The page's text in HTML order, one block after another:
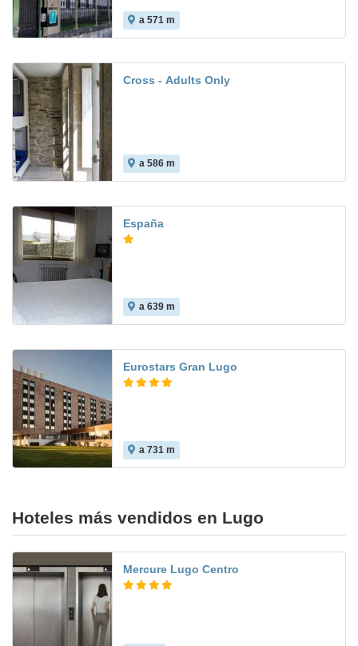
a 571 m
Cross - Adults Only
a 586 m
España
a 639 m
Eurostars Gran Lugo
a 731 m
Hoteles más vendidos en Lugo
Mercure Lugo Centro